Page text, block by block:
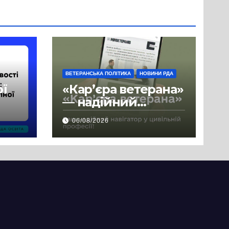
ВЕТЕРАНСЬКА ПОЛІТИКА НОВИНИ РДА
«Кар’єра ветерана»
— надійний
навігатор у
цивільній професії
06/08/2026